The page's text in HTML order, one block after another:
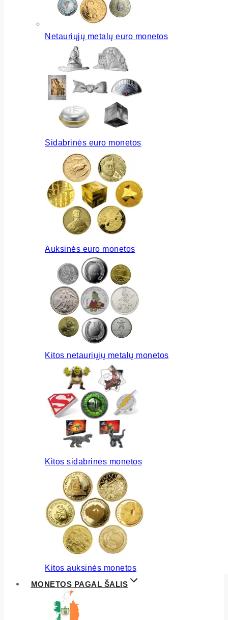
Netauriųjų metalų euro monetos
Sidabrinės euro monetos
Auksinės euro monetos
Kitos netauriųjų metalų monetos
Kitos sidabrinės monetos
Kitos auksinės monetos
MONETOS PAGAL ŠALIS